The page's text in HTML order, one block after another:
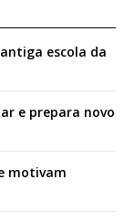
escola da
e prepara novo
motivam